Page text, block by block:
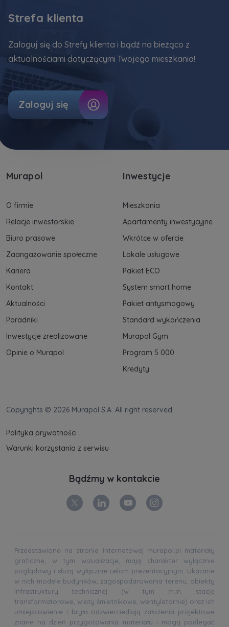
uzasadnionych interesów realizowanych przez
Dane o aktywności na naszej stronie mogą być
także udostępnianezaufanym partnerom
Twoje dane są współadministrowane przez
spółki z Grupy Kapitałowej Murapol
tym jak przetwarzamy dane, wykorzystujemy
Murapol
O firmie
Relacje inwestorskie
Biuro prasowe
Zaangażowanie społeczne
Kariera
Kontakt
Aktualności
Poradniki
Inwestycje zrealizowane
Opinie o Murapol
Inwestycje
Mieszkania
Apartamenty inwestycyjne
Wkrótce w ofercie
Lokale usługowe
Pakiet ECO
System smart home
Pakiet antysmogowy
Standard wykończenia
Murapol Gym
Program 5 000
Kredyty
Strefa klienta
Zaloguj się do Strefy klienta i bądź na bieżąco z
aktualnościami dotyczącymi Twojego mieszkania!
Zaloguj się
Copyrights © 2026 Murapol S.A. All right reserved.
Polityka prywatności
Warunki korzystania z serwisu
Bądźmy w kontakcie
Przedstawione na stronie internetowej murapol.pl materiały
graficzne, w tym wizualizacje, mają charakter wyłącznie
poglądowy i służą wyłącznie celom prezentacyjnym. Ukazane
w nich modele budynków, zagospodarowania terenu, obiekty
infrastruktury technicznej (w tym m.in. stacje
transformatorowe, wiaty śmietnikowe, wentylatornie) oraz ich
umiejscowienie i bryła odzwierciedlają założenia projektowe
znane na dzień przygotowania materiału i mogą podlegać